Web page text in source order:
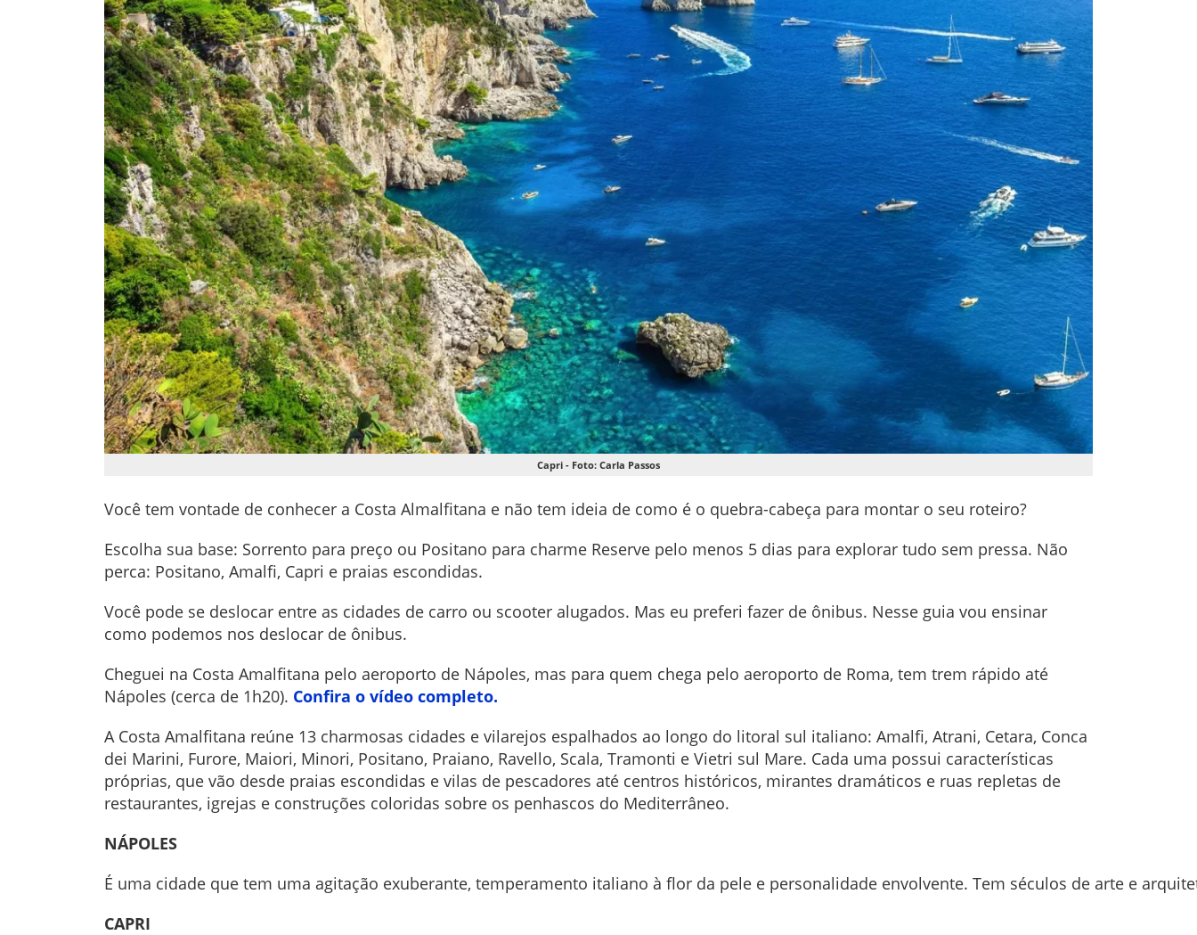
Capri - Foto: Carla Passos
Você tem vontade de conhecer a Costa Almalfitana e não tem ideia de como é o quebra-cabeça para montar o seu roteiro?
Escolha sua base: Sorrento para preço ou Positano para charme Reserve pelo menos 5 dias para explorar tudo sem pressa. Não
perca: Positano, Amalfi, Capri e praias escondidas.
Você pode se deslocar entre as cidades de carro ou scooter alugados. Mas eu preferi fazer de ônibus. Nesse guia vou ensinar
como podemos nos deslocar de ônibus.
Cheguei na Costa Amalfitana pelo aeroporto de Nápoles, mas para quem chega pelo aeroporto de Roma, tem trem rápido até
Nápoles (cerca de 1h20). Confira o vídeo completo.
A Costa Amalfitana reúne 13 charmosas cidades e vilarejos espalhados ao longo do litoral sul italiano: Amalfi, Atrani, Cetara, Conca
dei Marini, Furore, Maiori, Minori, Positano, Praiano, Ravello, Scala, Tramonti e Vietri sul Mare. Cada uma possui características
próprias, que vão desde praias escondidas e vilas de pescadores até centros históricos, mirantes dramáticos e ruas repletas de
restaurantes, igrejas e construções coloridas sobre os penhascos do Mediterrâneo.
NÁPOLES
É uma cidade que tem uma agitação exuberante, temperamento italiano à flor da pele e personalidade envolvente. Tem séculos de arte e
CAPRI